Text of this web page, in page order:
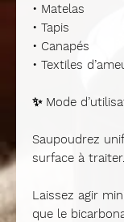
• Matelas
• Tapis
• Canapés
• Textiles
✨ Mode
Saupoudrez
surface à traiter.
Laissez agir
que le